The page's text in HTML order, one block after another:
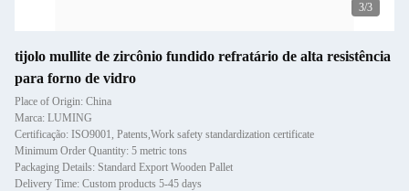
3/3
tijolo mullite de zircônio fundido refratário de alta resistência
para forno de vidro
Place of Origin: China
Marca: LUMING
Certificação: ISO9001, Patents,Work safety standardization certificate
Minimum Order Quantity: 5 metric tons
Packaging Details: Standard Export Wooden Pallet
Delivery Time: Custom products 5-45 days